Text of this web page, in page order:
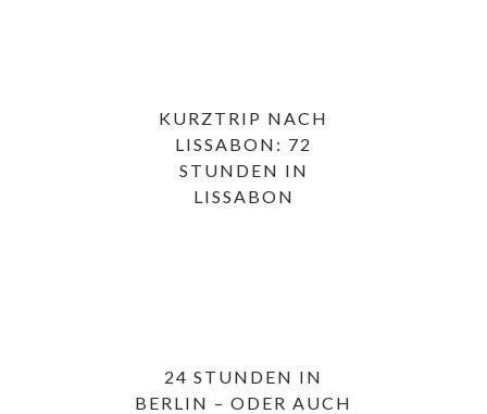
KURZTRIP NACH
LISSABON: 72
STUNDEN IN
LISSABON
24 STUNDEN IN
BERLIN – ODER AUCH